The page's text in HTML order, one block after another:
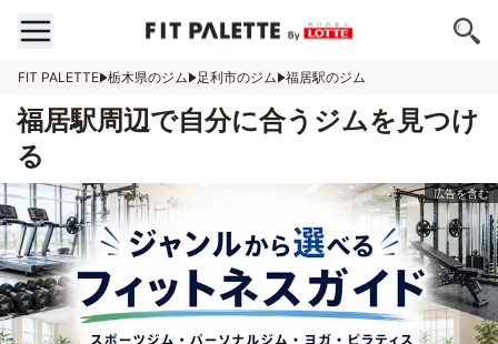
FIT PALETTE 栃木県のジム 足利市のジム 福居駅のジム
福居駅周辺で自分に合うジムを見つけ
る